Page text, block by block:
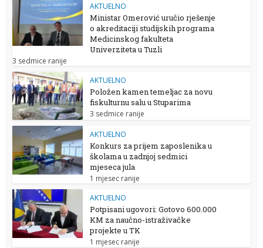
AKTUELNO
Ministar Omerović uručio rješenje
o akreditaciji studijskih programa
Medicinskog fakulteta
Univerziteta u Tuzli
3 sedmice ranije
AKTUELNO
Položen kamen temeljac za novu
fiskulturnu salu u Stuparima
3 sedmice ranije
AKTUELNO
Konkurs za prijem zaposlenika u
školama u zadnjoj sedmici
mjeseca jula
1 mjesec ranije
AKTUELNO
Potpisani ugovori: Gotovo 600.000
KM za naučno-istraživačke
projekte u TK
1 mjesec ranije